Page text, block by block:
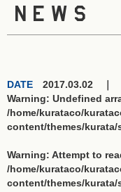
NEWS
DATE 2017.03.02 ｜
Warning: Undefined
/home/kurataco/
content/themes/kurata/
Warning: Attempt to
/home/kurataco/
content/themes/kurata/